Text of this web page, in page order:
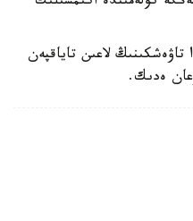
لاعىن تاياقپەن
ەدىك.